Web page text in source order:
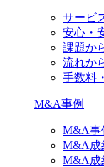
サービ
安心・
課題か
流れか
手数料
M&A事例
M&A事
M&A成
M&A成